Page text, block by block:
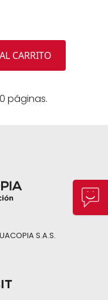
CARRITO
páginas.
S.A.S.